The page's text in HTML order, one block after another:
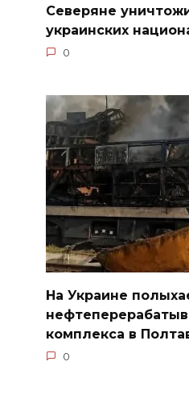
Северяне
украинских
0
На Украине
комплекса в
0